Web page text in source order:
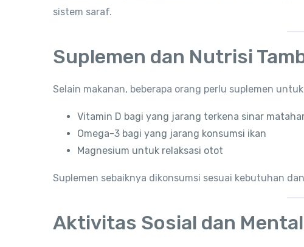
sistem saraf.
Suplemen dan Nutrisi
Selain makanan, beberapa orang perlu suplemen
Vitamin D bagi yang jarang terkena sinar
Omega-3 bagi yang jarang konsumsi ikan
Magnesium untuk relaksasi otot
Suplemen sebaiknya dikonsumsi sesuai kebutuhan
Aktivitas Sosial dan Mental